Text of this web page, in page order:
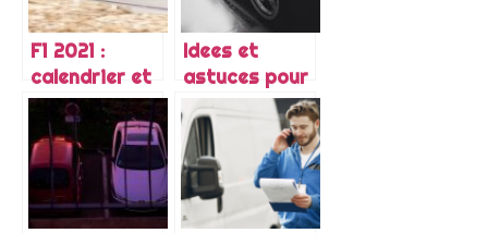
F1 2021 :
calendrier et
horaires des
Grand Prix
Idees et
astuces pour
personnaliser
sa voiture